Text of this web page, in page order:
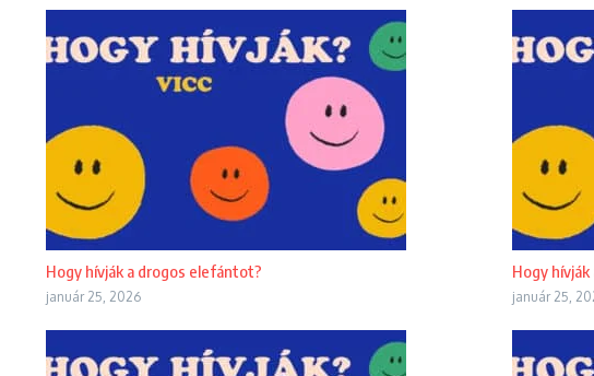
Hogy hívják a drogos elefántot?
január 25, 2026
Hogy
január 25,